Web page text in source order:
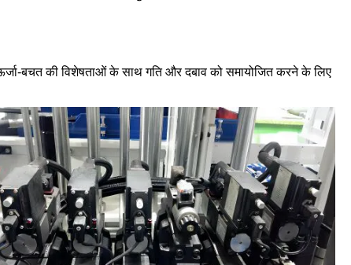
बचत की विशेषताओं के साथ गति और दबाव को समायोजित करने के लिए